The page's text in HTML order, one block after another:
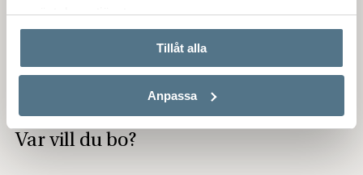
använt deras tjänster.
Tillåt alla
Anpassa
Köpa,säljaellervärdera bostadi Sveahäll? KontaktaBjurfors
Boagentensom hjälper dig att hitta
ditt drömboende.
Var vill du bo?